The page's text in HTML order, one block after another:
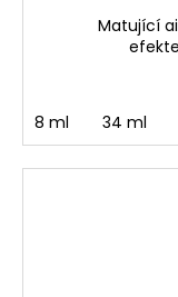
Matující
8 ml 34 ml